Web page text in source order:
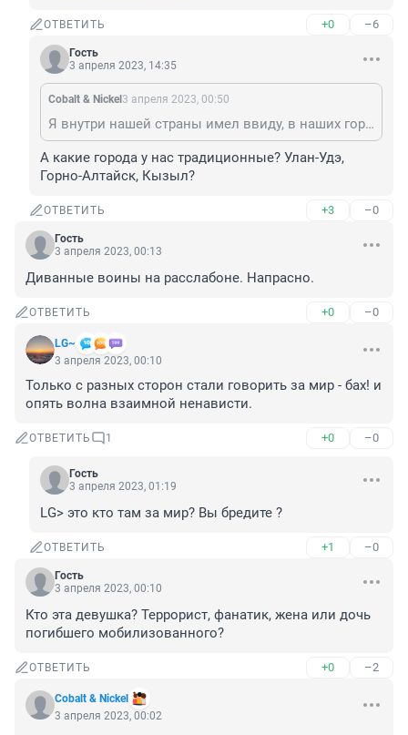
ОТВЕТИТЬ +0 –6
Гость
3 апреля 2023, 14:35
Cobalt & Nickel 3 апреля 2023, 00:50
Я внутри нашей страны имел ввиду, в наших городах традиционных
А какие города у нас традиционные? Улан-Удэ,
Горно-Алтайск, Кызыл?
ОТВЕТИТЬ +3 –0
Гость
3 апреля 2023, 00:13
Диванные воины на расслабоне. Напрасно.
ОТВЕТИТЬ +0 –0
LG~
3 апреля 2023, 00:10
Только с разных сторон стали говорить за мир - бах! и
опять волна взаимной ненависти.
ОТВЕТИТЬ 1 +0 –0
Гость
3 апреля 2023, 01:19
LG> это кто там за мир? Вы бредите ?
ОТВЕТИТЬ +1 –0
Гость
3 апреля 2023, 00:10
Кто эта девушка? Террорист, фанатик, жена или дочь
погибшего мобилизованного?
ОТВЕТИТЬ +0 –2
Cobalt & Nickel
3 апреля 2023, 00:02